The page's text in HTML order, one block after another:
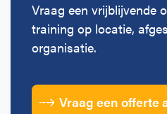
Vraag een vrijblijvende
training op locatie,
organisatie.
Vraag een offerte